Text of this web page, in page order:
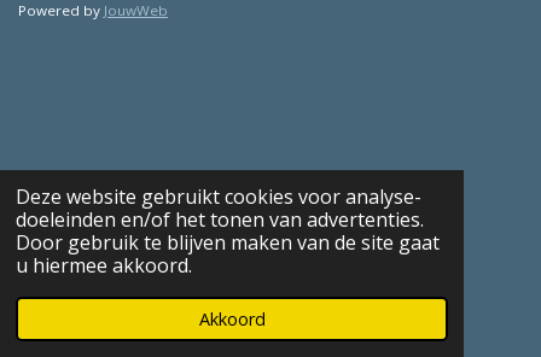
Deze website gebruikt cookies voor analyse-
doeleinden en/of het tonen van advertenties.
Door gebruik te blijven maken van de site gaat
u hiermee akkoord.
Akkoord
Powered by JouwWeb